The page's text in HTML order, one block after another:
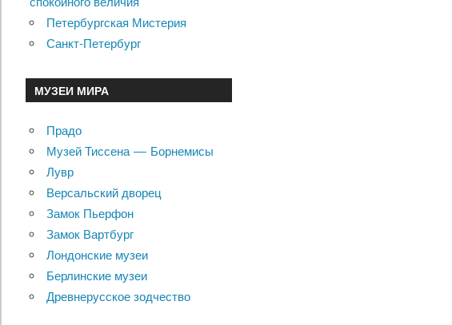
Петербургская Мистерия
Санкт-Петербург
МУЗЕИ МИРА
Прадо
Музей Тиссена — Борнемисы
Лувр
Версальский дворец
Замок Пьерфон
Замок Вартбург
Лондонские музеи
Берлинские музеи
Древнерусское зодчество